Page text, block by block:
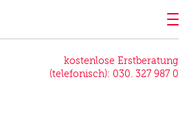
kostenlose Erstberatung
(telefonisch): 030. 327 987 0